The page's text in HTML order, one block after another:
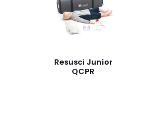
Resusci Junior
QCPR